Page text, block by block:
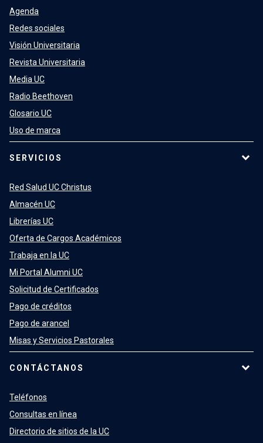
Agenda
Redes sociales
Visión Universitaria
Revista Universitaria
Media UC
Radio Beethoven
Glosario UC
Uso de marca
SERVICIOS
Red Salud UC Christus
Almacén UC
Librerías UC
Oferta de Cargos Académicos
Trabaja en la UC
Mi Portal Alumni UC
Solicitud de Certificados
Pago de créditos
Pago de arancel
Misas y Servicios Pastorales
CONTÁCTANOS
Teléfonos
Consultas en línea
Directorio de sitios de la UC